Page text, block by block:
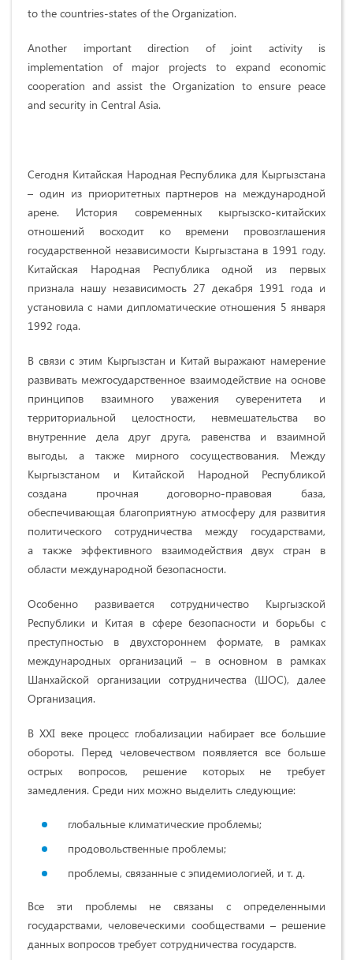
to the countries-states of the Organization.
Another important direction of joint activity is
implementation of major projects to expand economic
cooperation and assist the Organization to ensure peace
and security in Central Asia.
Сегодня Китайская Народная Республика для Кыргызстана
– один из приоритетных партнеров на международной
арене. История современных кыргызско-китайских
отношений восходит ко времени провозглашения
государственной независимости Кыргызстана в 1991 году.
Китайская Народная Республика одной из первых
признала нашу независимость 27 декабря 1991 года и
установила с нами дипломатические отношения 5 января
1992 года.
В связи с этим Кыргызстан и Китай выражают намерение
развивать межгосударственное взаимодействие на основе
принципов взаимного уважения суверенитета и
территориальной целостности, невмешательства во
внутренние дела друг друга, равенства и взаимной
выгоды, а также мирного сосуществования. Между
Кыргызстаном и Китайской Народной Республикой
создана прочная договорно-правовая база,
обеспечивающая благоприятную атмосферу для развития
политического сотрудничества между государствами,
а также эффективного взаимодействия двух стран в
области международной безопасности.
Особенно развивается сотрудничество Кыргызской
Республики и Китая в сфере безопасности и борьбы с
преступностью в двухстороннем формате, в рамках
международных организаций – в основном в рамках
Шанхайской организации сотрудничества (ШОС), далее
Организация.
В XXI веке процесс глобализации набирает все большие
обороты. Перед человечеством появляется все больше
острых вопросов, решение которых не требует
замедления. Среди них можно выделить следующие:
глобальные климатические проблемы;
продовольственные проблемы;
проблемы, связанные с эпидемиологией, и т. д.
Все эти проблемы не связаны с определенными
государствами, человеческими сообществами – решение
данных вопросов требует сотрудничества государств.